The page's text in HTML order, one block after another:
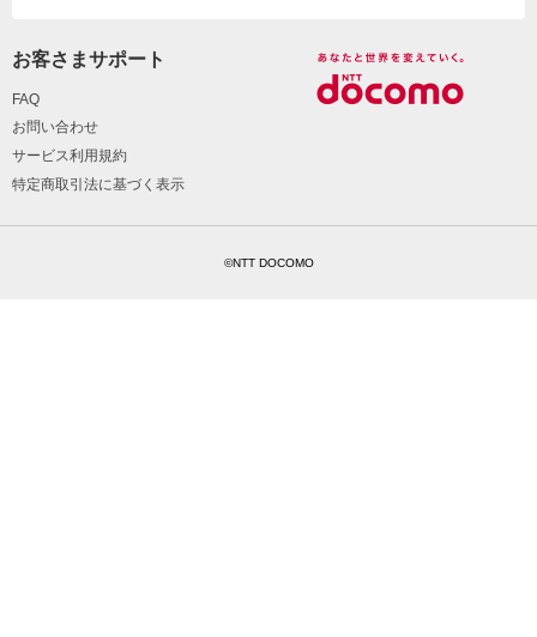
お客さまサポート
FAQ
お問い合わせ
サービス利用規約
特定商取引法に基づく表示
©NTT DOCOMO